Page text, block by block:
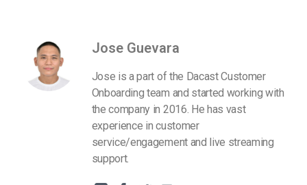
Jose Guevara
Jose is a part of the Dacast Customer
Onboarding team and started working with
the company in 2016. He has vast
experience in customer
service/engagement and live streaming
support.